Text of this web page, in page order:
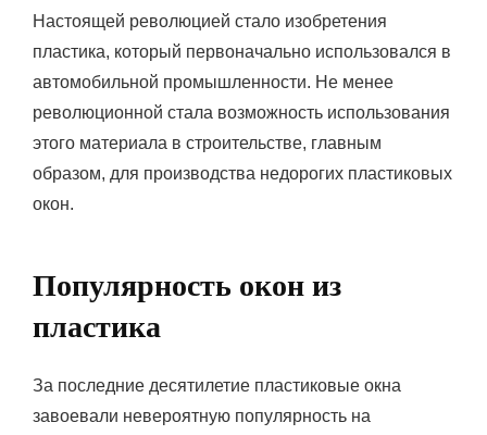
Настоящей революцией стало изобретения
пластика, который первоначально использовался в
автомобильной промышленности. Не менее
революционной стала возможность использования
этого материала в строительстве, главным
образом, для производства недорогих пластиковых
окон.
Популярность окон из
пластика
За последние десятилетие пластиковые окна
завоевали невероятную популярность на